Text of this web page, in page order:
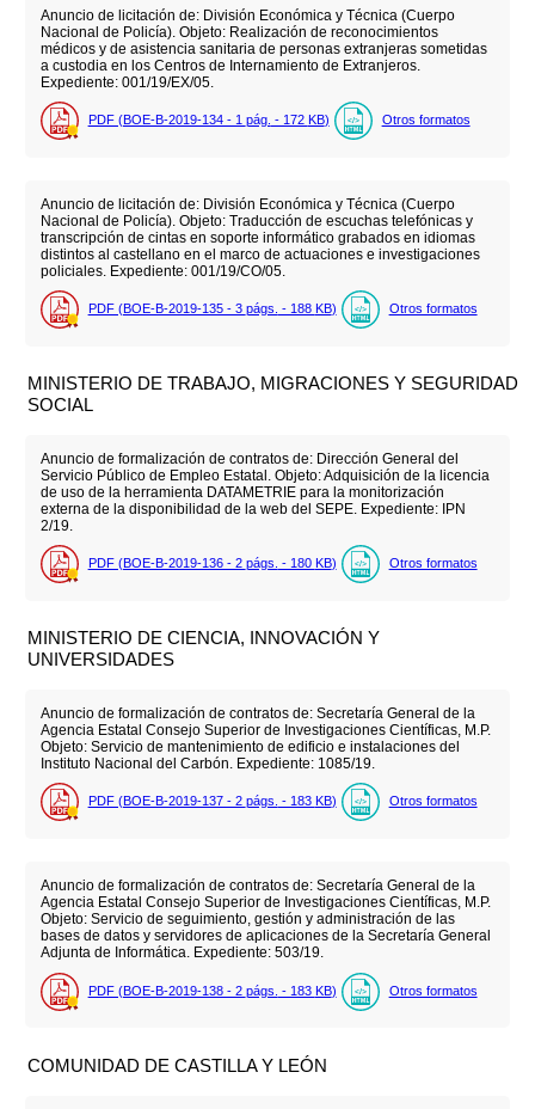
Anuncio de licitación de: División Económica y Técnica (Cuerpo
Nacional de Policía). Objeto: Realización de reconocimientos
médicos y de asistencia sanitaria de personas extranjeras sometidas
a custodia en los Centros de Internamiento de Extranjeros.
Expediente: 001/19/EX/05.
PDF (BOE-B-2019-134 - 1 pág. - 172 KB) Otros formatos
Anuncio de licitación de: División Económica y Técnica (Cuerpo
Nacional de Policía). Objeto: Traducción de escuchas telefónicas y
transcripción de cintas en soporte informático grabados en idiomas
distintos al castellano en el marco de actuaciones e investigaciones
policiales. Expediente: 001/19/CO/05.
PDF (BOE-B-2019-135 - 3 págs. - 188 KB) Otros formatos
MINISTERIO DE TRABAJO, MIGRACIONES Y SEGURIDAD
SOCIAL
Anuncio de formalización de contratos de: Dirección General del
Servicio Público de Empleo Estatal. Objeto: Adquisición de la licencia
de uso de la herramienta DATAMETRIE para la monitorización
externa de la disponibilidad de la web del SEPE. Expediente: IPN
2/19.
PDF (BOE-B-2019-136 - 2 págs. - 180 KB) Otros formatos
MINISTERIO DE CIENCIA, INNOVACIÓN Y
UNIVERSIDADES
Anuncio de formalización de contratos de: Secretaría General de la
Agencia Estatal Consejo Superior de Investigaciones Científicas, M.P.
Objeto: Servicio de mantenimiento de edificio e instalaciones del
Instituto Nacional del Carbón. Expediente: 1085/19.
PDF (BOE-B-2019-137 - 2 págs. - 183 KB) Otros formatos
Anuncio de formalización de contratos de: Secretaría General de la
Agencia Estatal Consejo Superior de Investigaciones Científicas, M.P.
Objeto: Servicio de seguimiento, gestión y administración de las
bases de datos y servidores de aplicaciones de la Secretaría General
Adjunta de Informática. Expediente: 503/19.
PDF (BOE-B-2019-138 - 2 págs. - 183 KB) Otros formatos
COMUNIDAD DE CASTILLA Y LEÓN